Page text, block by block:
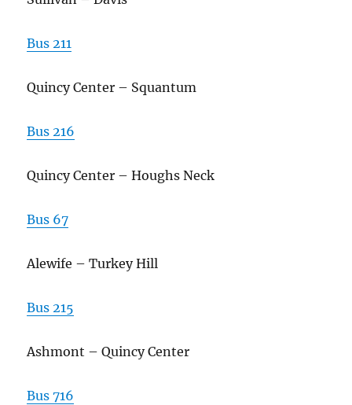
Bus 211
Quincy Center – Squantum
Bus 216
Quincy Center – Houghs Neck
Bus 67
Alewife – Turkey Hill
Bus 215
Ashmont – Quincy Center
Bus 716